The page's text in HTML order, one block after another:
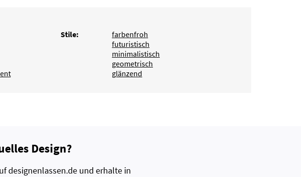
Stile:
farbenfroh
futuristisch
minimalistisch
geometrisch
glänzend
Design?
designenlassen.de und erhalte in